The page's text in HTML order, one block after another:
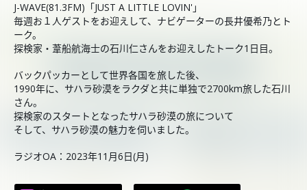
J-WAVE(81.3FM)「JUST A LITTLE LOVIN'」
毎週お１人ゲストをお迎えして、ナビゲーターの長井優希乃とト
ーク。
探検家・葦船航海士の石川仁さんをお迎えしたトーク1日目。
バックパッカーとして世界各国を旅した後、
1990年に、サハラ砂漠をラクダと共に単独で2700km旅した石川
さん。
探検家のスタートとなったサハラ砂漠の旅について
そして、サハラ砂漠の魅力を伺いました。
ラジオOA：2023年11月6日(月)